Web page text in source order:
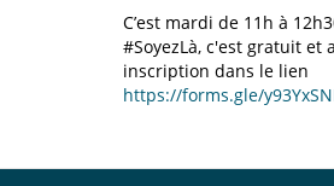
C’est mardi de 11h à
#SoyezLà, c'est gratuit et
inscription dans le lien
https://forms.gle/